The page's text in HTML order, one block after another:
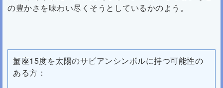
の豊かさを味わい尽くそうとしているかのよう。
蟹座15度を太陽のサビアンシンボルに持つ可能性の
ある方：